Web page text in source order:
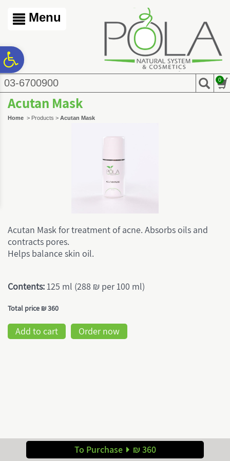
נגישות
המרכזי
Menu
03-6700900 0
Acutan Mask
Home > Products > Acutan Mask
Acutan Mask for treatment of acne. Absorbs oils and
contracts pores.
Helps balance skin oil.
Contents:125 ml (288 ₪ per 100 ml)
Total price ₪ 360
Add to cart Order now
To Purchase ₪ 360